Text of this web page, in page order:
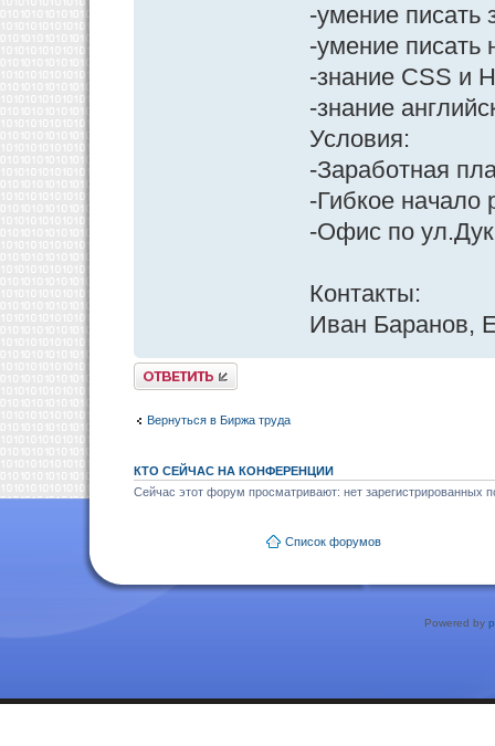
-умение писать
-умение писать
-знание CSS и
-знание
Условия:
-Заработная
-Гибкое начало
-Офис по
Контакты:
Иван Баранов,
Ответить
Вернуться в Биржа труда
КТО СЕЙЧАС НА КОНФЕРЕНЦИИ
Сейчас этот форум просматривают: нет зарегистрированных
Список форумов
Powered by